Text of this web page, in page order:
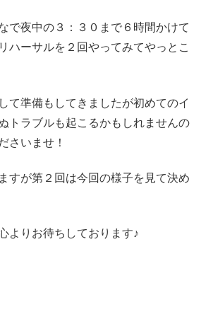
で夜中の３：３０まで６時間かけて
ハーサルを２回やってみてやっとこ
て準備もしてきましたが初めてのイ
トラブルも起こるかもしれませんの
さいませ！
すが第２回は今回の様子を見て決め
よりお待ちしております♪